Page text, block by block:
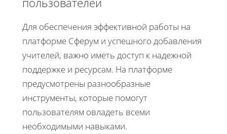
Для обеспечения эффективной работы на
платформе Сферум и успешного добавления
учителей, важно иметь доступ к надежной
поддержке и ресурсам. На платформе
предусмотрены разнообразные
инструменты, которые помогут
пользователям овладеть всеми
необходимыми навыками.